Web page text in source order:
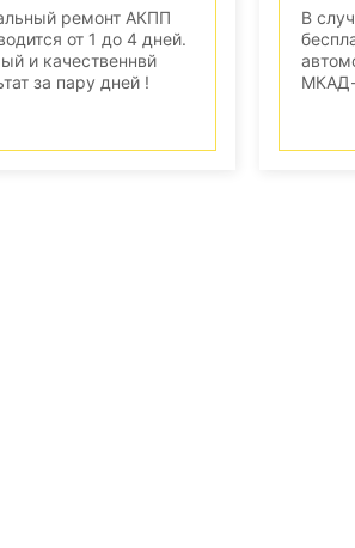
ремонт АКПП
от 1 до 4 дней.
и качественнвй
за пару дней !
В